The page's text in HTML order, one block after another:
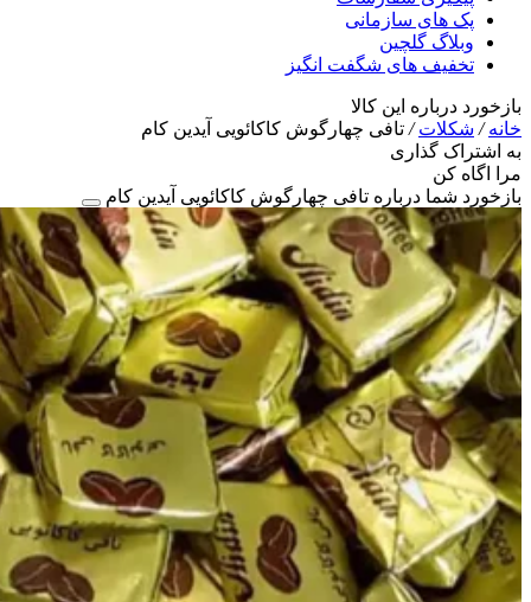
پک های سازمانی
وبلاگ گلچین
تخفیف های شگفت انگیز
بازخورد درباره این کالا
خانه/ شکلات/ تافی چهارگوش کاکائویی آیدین کام
به اشتراک گذاری
مرا اگاه کن
بازخورد شما درباره تافی چهارگوش کاکائویی آیدین کام